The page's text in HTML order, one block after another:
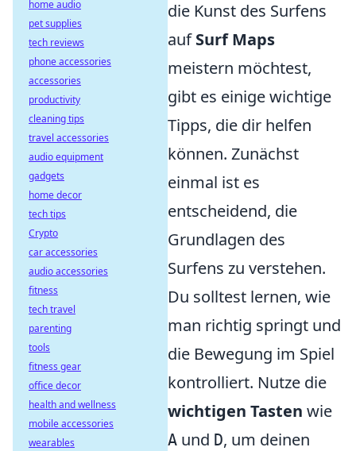
die Kunst des Surfens
aufSurf Maps
meistern möchtest,
gibt es einige wichtige
Tipps, die dir helfen
können. Zunächst
einmal ist es
entscheidend, die
Grundlagen des
Surfens zu verstehen.
Du solltest lernen, wie
man richtig springt und
die Bewegung im Spiel
kontrolliert. Nutze die
wichtigen Tasten wie
A und D, um deinen
home audio
pet supplies
tech reviews
phone accessories
accessories
productivity
cleaning tips
travel accessories
audio equipment
gadgets
home decor
tech tips
Crypto
car accessories
audio accessories
fitness
tech travel
parenting
tools
fitness gear
office decor
health and wellness
mobile accessories
wearables